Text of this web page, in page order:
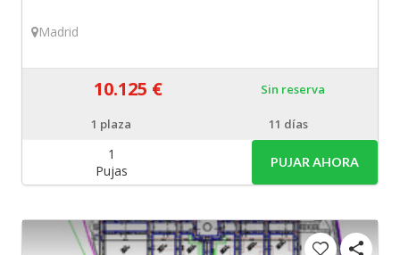
Madrid
10.125 € Sin reserva
1 plaza 11 días
1
Pujas
PUJAR AHORA